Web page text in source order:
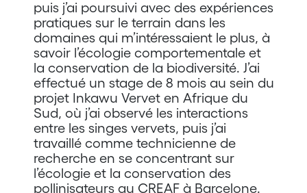
puis j’ai poursuivi avec des expériences
pratiques sur le terrain dans les
domaines qui m’intéressaient le plus, à
savoir l’écologie comportementale et
la conservation de la biodiversité. J’ai
effectué un stage de 8 mois au sein du
projet Inkawu Vervet en Afrique du
Sud, où j’ai observé les interactions
entre les singes vervets, puis j’ai
travaillé comme technicienne de
recherche en se concentrant sur
l’écologie et la conservation des
pollinisateurs au CREAF à Barcelone.